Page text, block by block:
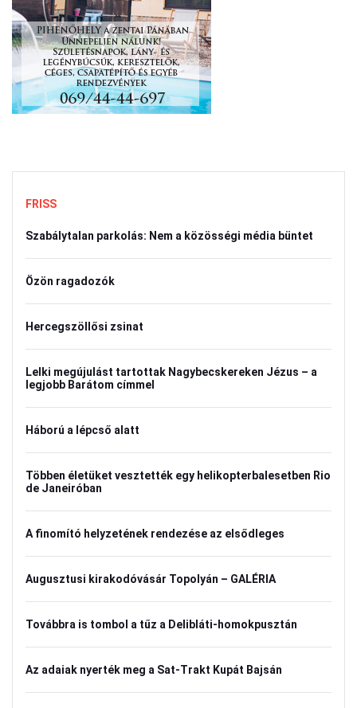
FRISS
Szabálytalan parkolás: Nem a közösségi média büntet
Özön ragadozók
Hercegszöllősi zsinat
Lelki megújulást tartottak Nagybecskereken Jézus – a
legjobb Barátom címmel
Háború a lépcső alatt
Többen életüket vesztették egy helikopterbalesetben Rio
de Janeiróban
A finomító helyzetének rendezése az elsődleges
Augusztusi kirakodóvásár Topolyán – GALÉRIA
Továbbra is tombol a tűz a Delibláti-homokpusztán
Az adaiak nyerték meg a Sat-Trakt Kupát Bajsán